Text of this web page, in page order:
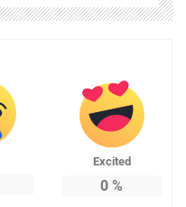
Excited
0 %